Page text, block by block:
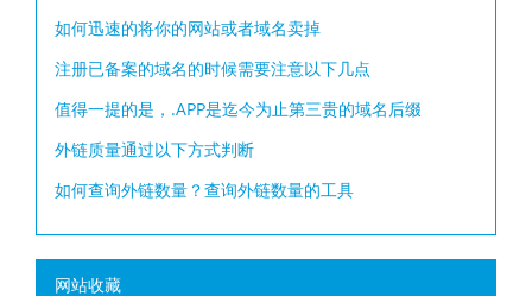
如何迅速的将你的网站或者域名卖掉
注册已备案的域名的时候需要注意以下几点
值得一提的是，.APP是迄今为止第三贵的域名后缀
外链质量通过以下方式判断
如何查询外链数量？查询外链数量的工具
网站收藏